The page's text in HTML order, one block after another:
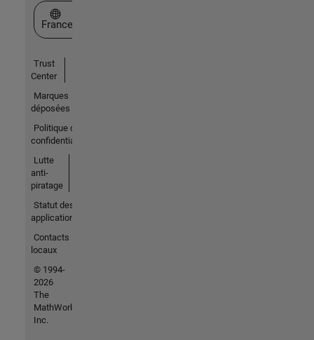
Sélectionner un site web
France
Trust
Center
Marques
déposées
Politique de
confidentialité
Lutte
anti-
piratage
Statut des
applications
Contacts
locaux
© 1994-
2026
The
MathWorks,
Inc.